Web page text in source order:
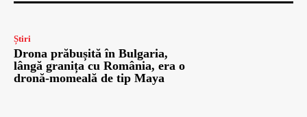
Știri
Drona prăbușită în Bulgaria,
lângă granița cu România, era o
dronă-momeală de tip Maya